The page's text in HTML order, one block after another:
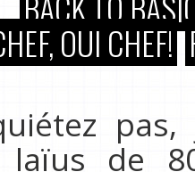
OUI CHEF!
laïus de